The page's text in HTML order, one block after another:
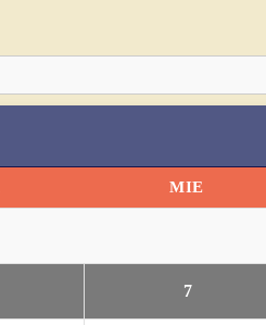
MIE
7